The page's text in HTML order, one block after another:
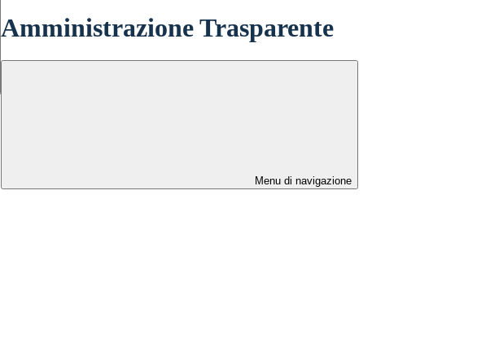
Amministrazione Trasparente
Menu di navigazione